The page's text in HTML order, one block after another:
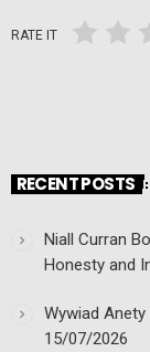
RATE IT
RECENT POSTS
Niall Curran
Honesty and
Wywiad
15/07/2026